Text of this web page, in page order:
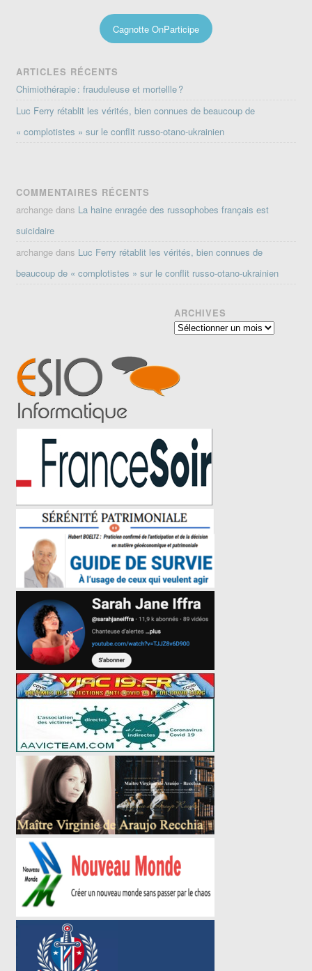
Cagnotte OnParticipe
ARTICLES RÉCENTS
Chimiothérapie : frauduleuse et mortellle ?
Luc Ferry rétablit les vérités, bien connues de beaucoup de
« complotistes » sur le conflit russo-otano-ukrainien
COMMENTAIRES RÉCENTS
archange dans La haine enragée des russophobes français est
suicidaire
archange dans Luc Ferry rétablit les vérités, bien connues de
beaucoup de « complotistes » sur le conflit russo-otano-ukrainien
ARCHIVES
Archives